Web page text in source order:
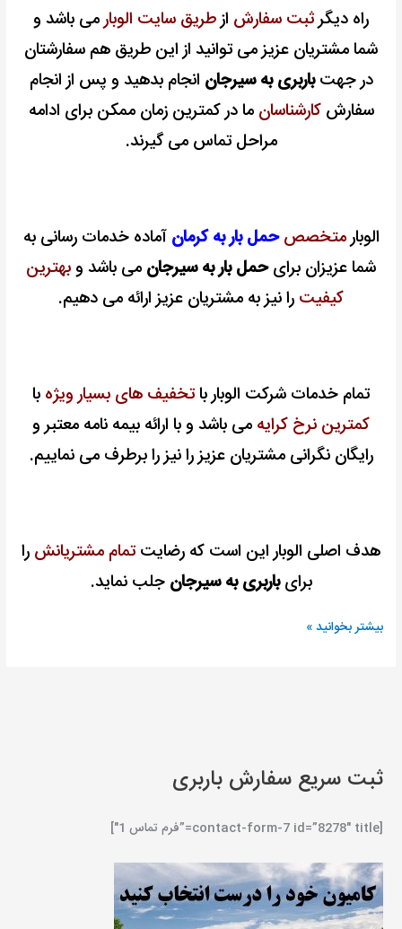
راه دیگرثبت سفارش ازطریق سایت الوبارمی باشد و
شما مشتریان عزیز می توانید از این طریق هم سفارشتان
در جهتباربری به سیرجان انجام بدهید و پس از انجام
سفارشکارشناسان ما در کمترین زمان ممکن برای ادامه
مراحل تماس می گیرند.
الوبارمتخصص حمل بار به کرمان آماده خدمات رسانی به
شما عزیزان برایحمل بار به سیرجان می باشد وبهترین
کیفیت را نیز به مشتریان عزیز ارائه می دهیم.
تمام خدمات شرکت الوبار باتخفیف های بسیار ویژه با
کمترین نرخ کرایه می باشد و با ارائه بیمه نامه معتبر و
رایگان نگرانی مشتریان عزیز را نیز را برطرف می نماییم.
هدف اصلی الوبار این است که رضایتتمام مشتریانش را
برایباربری به سیرجان جلب نماید.
بیشتر بخوانید »
ثبت سریع سفارش باربری
[contact-form-7 id=”8278″ title=”فرم تماس 1″]